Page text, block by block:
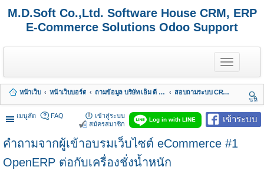
M.D.Soft Co.,Ltd. Software House CRM, ERP
E-Commerce Solutions Odoo Support
T
o
g
l
e
n
a
i
g
หน้าเว็บ หน้าเว็บบอร์ด ถามข้อมูล บริษัท เอ็ม ดี ซอฟต์ จำกัด
สอบถามระบบ CRM - LiveChat - HelpDesk
นห
า
เมนูลัด
เข้าระบบ
Log in with LINE
FAQ
เข้าสู่ระบบ
สมัครสมาชิก
คำถามจากผู้เข้าอบรมเว็บไซต์ eCommerce #1
OpenERP ต่อกับเครื่องชั่งน้ำหนัก